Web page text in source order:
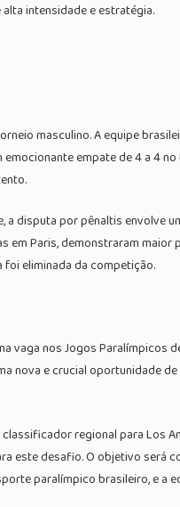
intensidade e estratégia.
masculino. A equipe
empate de 4 a 4
disputa por pênaltis envolve
Paris, demonstraram maior
eliminada da competição.
vaga nos Jogos Paralímpicos
nova e crucial oportunidade
regional para Los
este desafio. O objetivo será
paralímpico brasileiro, e a